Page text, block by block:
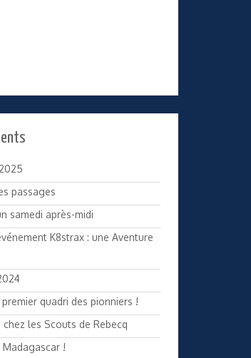
passages
samedi après-midi
K8strax : une Aventure
quadri des pionniers !
les Scouts de Rebecq
!